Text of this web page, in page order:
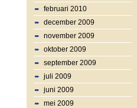
februari 2010
december 2009
november 2009
oktober 2009
september 2009
juli 2009
juni 2009
mei 2009